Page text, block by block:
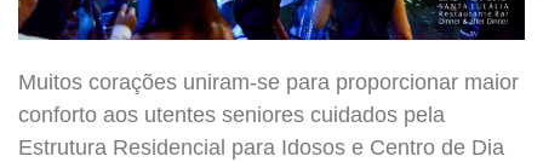
Muitos corações uniram-se para proporcionar maior
conforto aos utentes seniores cuidados pela
Estrutura Residencial para Idosos e Centro de Dia